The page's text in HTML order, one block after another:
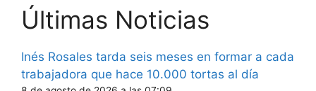
Últimas Noticias
Inés Rosales tarda seis meses en formar a cada
trabajadora que hace 10.000 tortas al día